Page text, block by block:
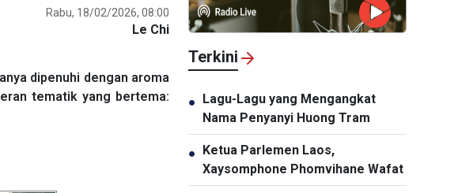
Rabu, 18/02/2026, 08:00
Le Chi
dipenuhi dengan aroma
tematik yang bertema:
Terkini
● Lagu-Lagu yang Mengangkat
Nama Penyanyi Huong Tram
● Ketua Parlemen Laos,
Xaysomphone Phomvihane Wafat